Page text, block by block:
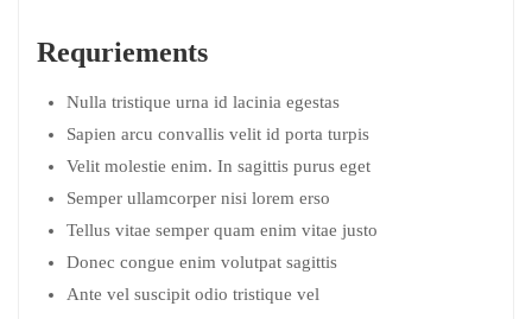
Requriements
Nulla tristique urna id lacinia egestas
Sapien arcu convallis velit id porta turpis
Velit molestie enim. In sagittis purus eget
Semper ullamcorper nisi lorem erso
Tellus vitae semper quam enim vitae justo
Donec congue enim volutpat sagittis
Ante vel suscipit odio tristique vel